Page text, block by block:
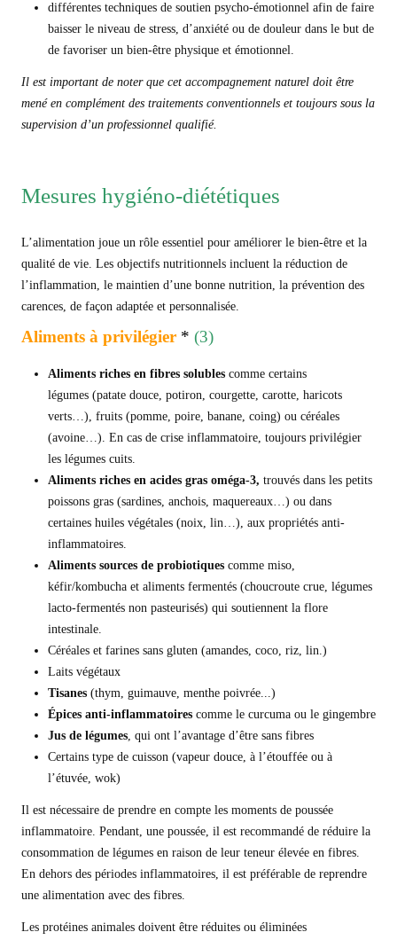
différentes techniques de soutien psycho-émotionnel afin de faire
baisser le niveau de stress, d’anxiété ou de douleur dans le but de
de favoriser un bien-être physique et émotionnel.
Il est important de noter que cet accompagnement naturel doit être
menéen complément des traitements conventionnels et toujours sous la
supervision d’un professionnel qualifié.
Mesures hygiéno-diététiques
L’alimentation joue un rôle essentiel pour améliorer le bien-être et la
qualité de vie. Les objectifs nutritionnels incluent la réduction de
l’inflammation, le maintien d’une bonne nutrition, la prévention des
carences, de façon adaptée et personnalisée.
Aliments à privilégier * (3)
Aliments riches en fibres solubles comme certains
légumes (patate douce, potiron, courgette, carotte, haricots
verts…), fruits (pomme, poire, banane, coing) ou céréales
(avoine…). En cas de crise inflammatoire, toujours privilégier
les légumes cuits.
Aliments riches en acides gras oméga-3, trouvés dans les petits
poissons gras (sardines, anchois, maquereaux…) ou dans
certaines huiles végétales (noix, lin…), aux propriétés anti-
inflammatoires.
Aliments sources de probiotiques comme miso,
kéfir/kombucha et aliments fermentés (choucroute crue, légumes
lacto-fermentés non pasteurisés) qui soutiennent la flore
intestinale.
Céréales et farines sans gluten (amandes, coco, riz, lin.)
Laits végétaux
Tisanes (thym, guimauve, menthe poivrée...)
Épices anti-inflammatoires comme le curcuma ou le gingembre
Jus de légumes, qui ont l’avantage d’être sans fibres
Certains type de cuisson (vapeur douce, à l’étouffée ou à
l’étuvée, wok)
Il est nécessaire de prendre en compte les moments de poussée
inflammatoire. Pendant, une poussée, il est recommandé de réduire la
consommation de légumes en raison de leur teneur élevée en fibres.
En dehors des périodes inflammatoires, il est préférable de reprendre
une alimentation avec des fibres.
Les protéines animales doivent être réduites ou éliminées